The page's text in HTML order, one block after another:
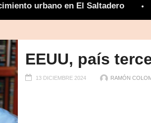
urbano en El Saltadero
EEUU, país
13 DICIEMBRE 2024 RAMÓN